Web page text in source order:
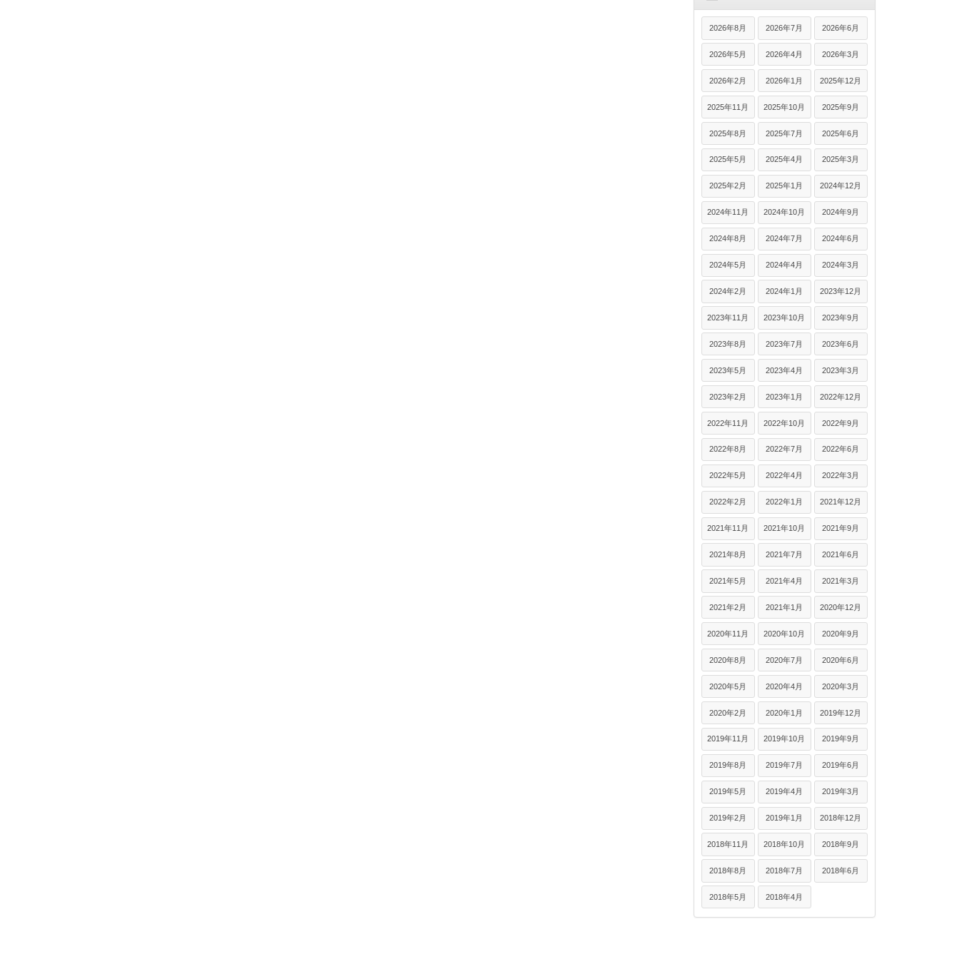
2026年8月 2026年7月 2026年6月
2026年5月 2026年4月 2026年3月
2026年2月 2026年1月 2025年12月
2025年11月 2025年10月 2025年9月
2025年8月 2025年7月 2025年6月
2025年5月 2025年4月 2025年3月
2025年2月 2025年1月 2024年12月
2024年11月 2024年10月 2024年9月
2024年8月 2024年7月 2024年6月
2024年5月 2024年4月 2024年3月
2024年2月 2024年1月 2023年12月
2023年11月 2023年10月 2023年9月
2023年8月 2023年7月 2023年6月
2023年5月 2023年4月 2023年3月
2023年2月 2023年1月 2022年12月
2022年11月 2022年10月 2022年9月
2022年8月 2022年7月 2022年6月
2022年5月 2022年4月 2022年3月
2022年2月 2022年1月 2021年12月
2021年11月 2021年10月 2021年9月
2021年8月 2021年7月 2021年6月
2021年5月 2021年4月 2021年3月
2021年2月 2021年1月 2020年12月
2020年11月 2020年10月 2020年9月
2020年8月 2020年7月 2020年6月
2020年5月 2020年4月 2020年3月
2020年2月 2020年1月 2019年12月
2019年11月 2019年10月 2019年9月
2019年8月 2019年7月 2019年6月
2019年5月 2019年4月 2019年3月
2019年2月 2019年1月 2018年12月
2018年11月 2018年10月 2018年9月
2018年8月 2018年7月 2018年6月
2018年5月 2018年4月